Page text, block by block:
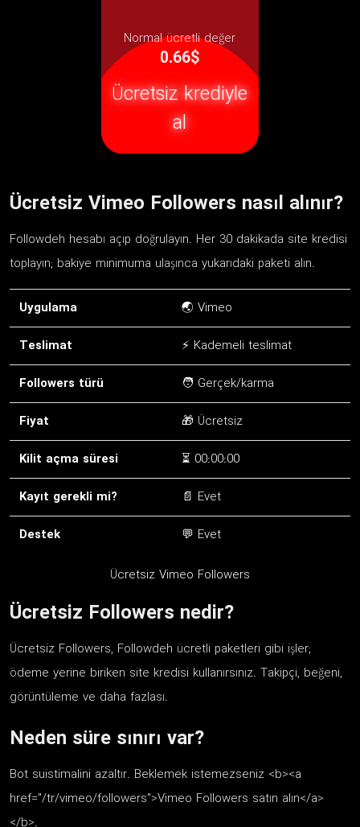
Normal ücretli değer
0.66$
Ücretsiz krediyle
al
Ücretsiz Vimeo Followers nasıl alınır?
Followdeh hesabı açıp doğrulayın. Her 30 dakikada site kredisi
toplayın; bakiye minimuma ulaşınca yukarıdaki paketi alın.
Uygulama
🌏 Vimeo
Teslimat
⚡ Kademeli teslimat
Followers türü
🧑 Gerçek/karma
Fiyat
🎁 Ücretsiz
Kilit açma süresi
⏳ 00:00:00
Kayıt gerekli mi?
📄 Evet
Destek
💬 Evet
Ücretsiz Vimeo Followers
Ücretsiz Followers nedir?
Ücretsiz Followers, Followdeh ücretli paketleri gibi işler;
ödeme yerine biriken site kredisi kullanırsınız. Takipçi, beğeni,
görüntüleme ve daha fazlası.
Neden süre sınırı var?
Bot suistimalini azaltır. Beklemek istemezseniz <b><a
href="/tr/vimeo/followers">Vimeo Followers satın alın</a>
</b>.